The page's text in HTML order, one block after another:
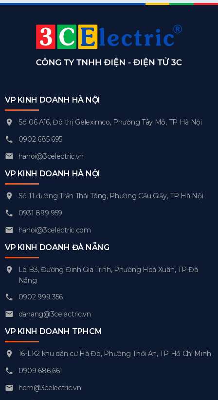
VP KINH DOANH HÀ NỘI
Số 06 A16, Đô thị Geleximco, Phường Tây Mỗ, TP Hà Nội
0902 685 695
hanoi@3celectric.vn
VP KINH DOANH HÀ NỘI
Số 11 đường Trần Thái Tông, Phường Cầu Giấy, TP Hà Nội
0931 899 959
hanoi@3celectric.com
VP KINH DOANH ĐÀ NẴNG
Lô B3, Đường Đinh Gia Trinh, Phường Hoà Xuân, TP Đà
Nẵng
0902 999 356
danang@3celectric.vn
VP KINH DOANH TPHCM
16-LK2 khu dân cư Hà Đô, Phường Thới An, TP Hồ Chí Minh
0909 686 661
hcm@3celectric.vn